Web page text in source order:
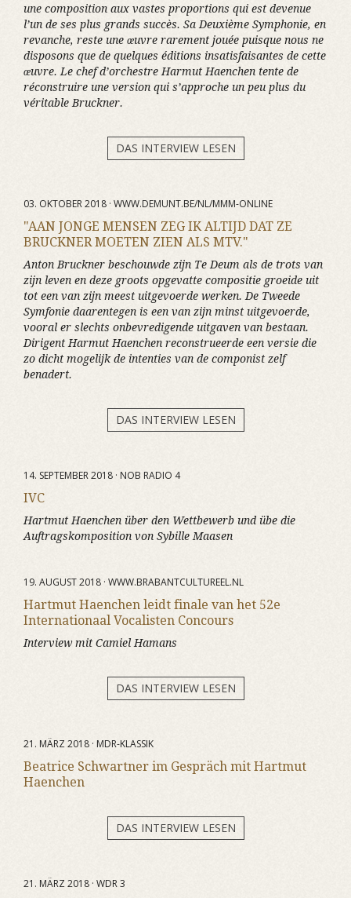
une composition aux vastes proportions qui est devenue
l’un de ses plus grands succès. Sa Deuxième Symphonie, en
revanche, reste une œuvre rarement jouée puisque nous ne
disposons que de quelques éditions insatisfaisantes de cette
œuvre. Le chef d’orchestre Harmut Haenchen tente de
réconstruire une version qui s’approche un peu plus du
véritable Bruckner.
DAS INTERVIEW LESEN
03. OKTOBER 2018 · WWW.DEMUNT.BE/NL/MMM-ONLINE
"AAN JONGE MENSEN ZEG IK ALTIJD DAT ZE
BRUCKNER MOETEN ZIEN ALS MTV."
Anton Bruckner beschouwde zijn Te Deum als de trots van
zijn leven en deze groots opgevatte compositie groeide uit
tot een van zijn meest uitgevoerde werken. De Tweede
Symfonie daarentegen is een van zijn minst uitgevoerde,
vooral er slechts onbevredigende uitgaven van bestaan.
Dirigent Harmut Haenchen reconstrueerde een versie die
zo dicht mogelijk de intenties van de componist zelf
benadert.
DAS INTERVIEW LESEN
14. SEPTEMBER 2018 · NOB RADIO 4
IVC
Hartmut Haenchen über den Wettbewerb und übe die
Auftragskomposition von Sybille Maasen
19. AUGUST 2018 · WWW.BRABANTCULTUREEL.NL
Hartmut Haenchen leidt finale van het 52e
Internationaal Vocalisten Concours
Interview mit Camiel Hamans
DAS INTERVIEW LESEN
21. MÄRZ 2018 · MDR-KLASSIK
Beatrice Schwartner im Gespräch mit Hartmut
Haenchen
DAS INTERVIEW LESEN
21. MÄRZ 2018 · WDR 3